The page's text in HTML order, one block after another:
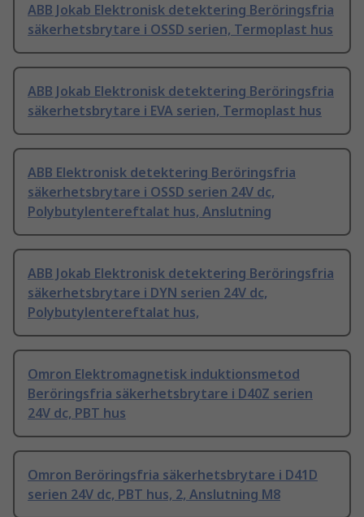
ABB Jokab Elektronisk detektering Beröringsfria
säkerhetsbrytare i OSSD serien, Termoplast hus
ABB Jokab Elektronisk detektering Beröringsfria
säkerhetsbrytare i EVA serien, Termoplast hus
ABB Elektronisk detektering Beröringsfria
säkerhetsbrytare i OSSD serien 24V dc,
Polybutylentereftalat hus, Anslutning
ABB Jokab Elektronisk detektering Beröringsfria
säkerhetsbrytare i DYN serien 24V dc,
Polybutylentereftalat hus,
Omron Elektromagnetisk induktionsmetod
Beröringsfria säkerhetsbrytare i D40Z serien
24V dc, PBT hus
Omron Beröringsfria säkerhetsbrytare i D41D
serien 24V dc, PBT hus, 2, Anslutning M8